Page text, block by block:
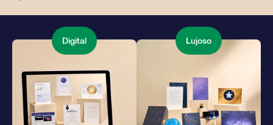
Digital Lujoso